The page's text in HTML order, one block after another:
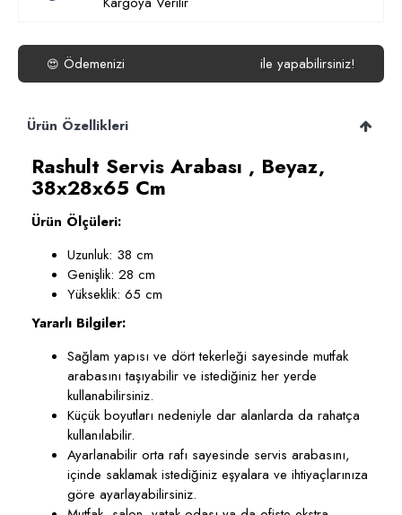
😍 Ödemenizi ile yapabilirsiniz!
Ürün Özellikleri
Rashult Servis Arabası , Beyaz,
38x28x65 Cm
Ürün Ölçüleri:
Uzunluk: 38 cm
Genişlik: 28 cm
Yükseklik: 65 cm
Yararlı Bilgiler:
Sağlam yapısı ve dört tekerleği sayesinde mutfak
arabasını taşıyabilir ve istediğiniz her yerde
kullanabilirsiniz.
Küçük boyutları nedeniyle dar alanlarda da rahatça
kullanılabilir.
Ayarlanabilir orta rafı sayesinde servis arabasını,
içinde saklamak istediğiniz eşyalara ve ihtiyaçlarınıza
göre ayarlayabilirsiniz.